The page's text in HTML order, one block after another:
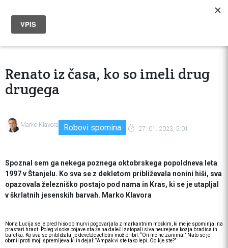
Renato iz časa, ko so imeli drug
drugega
Marko Klavora Robovi spomina 27. 01. 2023, 5:01
Spoznal sem ga nekega poznega oktobrskega popoldneva leta
1997 v Štanjelu. Ko sva se z dekletom približevala nonini hiši, sva
opazovala železniško postajo pod nama in Kras, ki se je utapljal
v škrlatnih jesenskih barvah. Marko Klavora
Nona Lucija se je pred hišo ob murvi pogovarjala z markantnim moškim, ki me je spominjal na
prastari hrast. Poleg visoke pojave sta že na daleč izstopali siva neurejena kozja bradica in
baretka. Ko sva se približala, je devetdesetletni mož pribil: “On me ne zanima!” Nato se je
obrnil proti moji spremljevalki in dejal: “Ampak vi ste tako lepi. Od kje ste?”